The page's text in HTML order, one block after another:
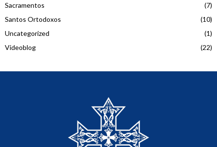
Sacramentos
(7)
Santos Ortodoxos
(10)
Uncategorized
(1)
Videoblog
(22)